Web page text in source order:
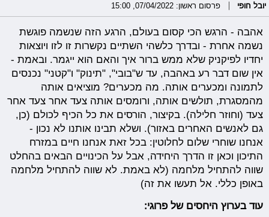
יובל חופי פרסום ראשון: 07/04/2022, 15:00
אהבה - הרגש הכי קסום בעולם, הרגע הזה שנשמה פוגשת
נשמה אחרת - ובדרך כלשהי השתיים נקשרות זו לזו ויוצאות
יחדיו לפיקניק שלא ממש ברור איך והאם הוא ייגמר. ובאמת -
אין שום דבר רע באהבה, עד ש"בובי", "תינוק" ו"קטני" נכנסים
לתמונה ומכערים אותה. מה מכערים? מוציאים אותה
מהמסגרת, תולשים אותה, ורומסים אותה צעד אחר צעד אחר
צעד (וחוזר חלילה). בקיצור, הורסים את כל הכיף לכולם (כן,
גם לאנשים האחרים באזור). ושלא תבינו אותנו לא נכון -
אנחנו שוחרי שלום לחלוטין: בכל זאת אנחנו חיים במזרח
התיכון וכאן זו הדרך היחידה, אבל על הכינויים הבאים בהחלט
שווה להתחיל מלחמה (לא באמת. לא שווה להתחיל מלחמה
באופן כללי. אל תעשו את זה)
עוד בערוץ היחסים של פרוגי: